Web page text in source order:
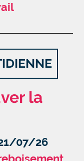
la
07/26